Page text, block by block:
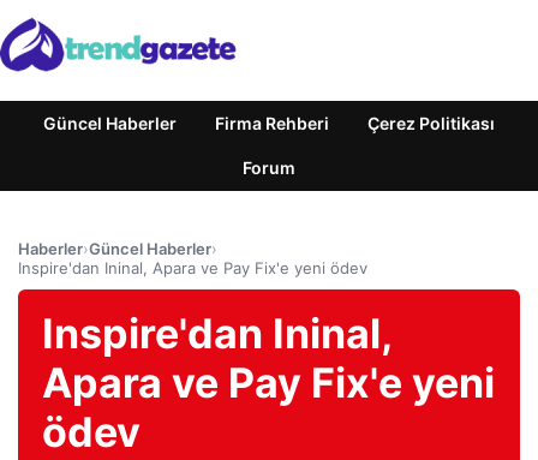
Güncel Haberler Firma Rehberi Çerez Politikası
Forum
Haberler›Güncel Haberler›
Inspire'dan Ininal, Apara ve Pay Fix'e yeni ödev
Inspire'dan Ininal,
Apara ve Pay Fix'e yeni
ödev